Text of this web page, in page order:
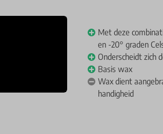
Met deze
en -20° graden
Onderscheidt zich
Basis wax
Wax dient
handigheid